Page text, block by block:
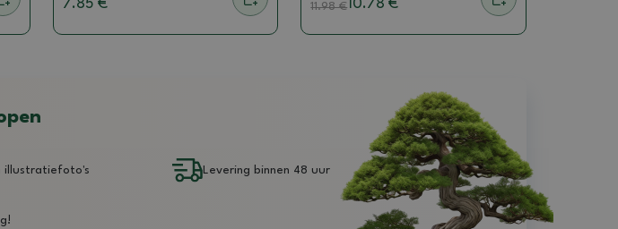
7.85 € 11.98€10.78 €
illustratiefoto's Levering binnen 48 uur